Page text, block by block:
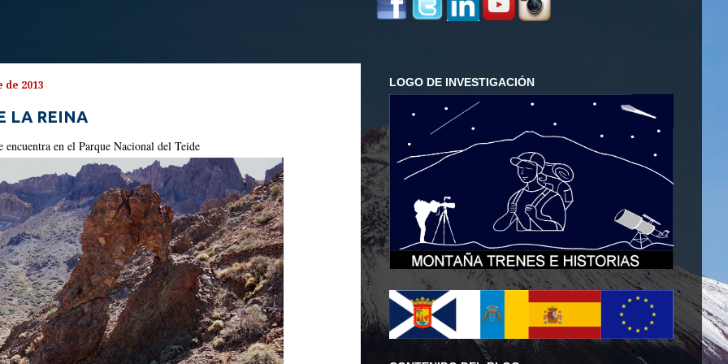
2013
LA REINA
encuentra en el Parque Nacional del Teide
LOGO DE INVESTIGACIÓN